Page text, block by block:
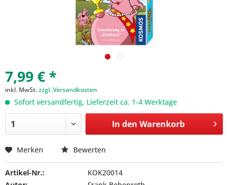
7,99 € *
inkl. MwSt.zzgl. Versandkosten
Sofort versandfertig, Lieferzeit ca. 1-4 Werktage
In den Warenkorb
Merken Bewerten
Artikel-Nr.:
KOK20014